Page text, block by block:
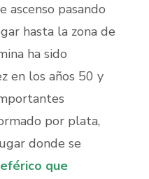
ascenso pasando
hasta la zona de
ha sido
en los años 50 y
por plata,
donde se
que